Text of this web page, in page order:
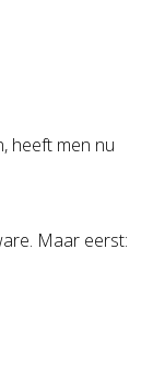
heeft men nu
Maar eerst: